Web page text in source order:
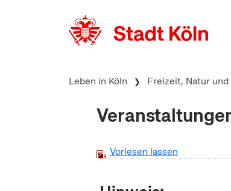
Leben in Köln Freizeit, Natur
Vorlesen lassen